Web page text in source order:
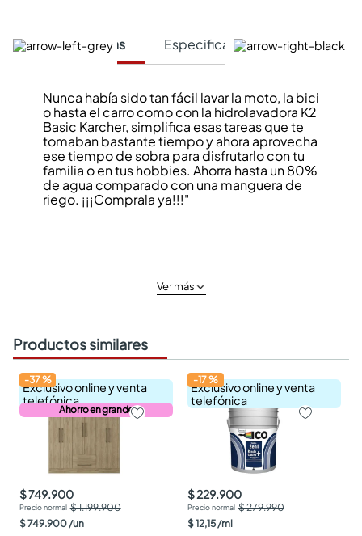
Características Especificaciones Técnicas
Nunca había sido tan fácil lavar la moto, la bici
o hasta el carro como con la hidrolavadora K2
Basic Karcher, simplifica esas tareas que te
tomaban bastante tiempo y ahora aprovecha
ese tiempo de sobra para disfrutarlo con tu
familia o en tus hobbies. Ahorra hasta un 80%
de agua comparado con una manguera de
riego. ¡¡¡Comprala ya!!!"
Ver más
Productos similares
Exclusivo online y venta
telefónica
Ahorro en grande
-37%
$ 749.900
$ 1.199.900
$749.900 /un
Exclusivo online y venta
telefónica
-17%
$ 229.900
$ 279.990
$12,15 /ml